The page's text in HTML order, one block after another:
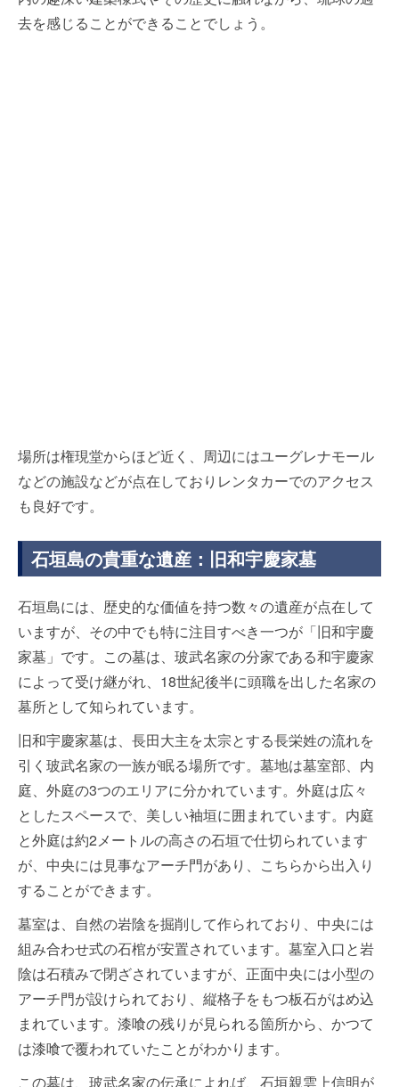
去を感じることができることでしょう。
場所は権現堂からほど近く、周辺にはユーグレナモール
などの施設などが点在しておりレンタカーでのアクセス
も良好です。
石垣島の貴重な遺産：旧和宇慶家墓
石垣島には、歴史的な価値を持つ数々の遺産が点在して
いますが、その中でも特に注目すべき一つが「旧和宇慶
家墓」です。この墓は、玻武名家の分家である和宇慶家
によって受け継がれ、18世紀後半に頭職を出した名家の
墓所として知られています。
旧和宇慶家墓は、長田大主を太宗とする長栄姓の流れを
引く玻武名家の一族が眠る場所です。墓地は墓室部、内
庭、外庭の3つのエリアに分かれています。外庭は広々
としたスペースで、美しい袖垣に囲まれています。内庭
と外庭は約2メートルの高さの石垣で仕切られています
が、中央には見事なアーチ門があり、こちらから出入り
することができます。
墓室は、自然の岩陰を掘削して作られており、中央には
組み合わせ式の石棺が安置されています。墓室入口と岩
陰は石積みで閉ざされていますが、正面中央には小型の
アーチ門が設けられており、縦格子をもつ板石がはめ込
まれています。漆喰の残りが見られる箇所から、かつて
は漆喰で覆われていたことがわかります。
この墓は、玻武名家の伝承によれば、石垣親雲上信明が